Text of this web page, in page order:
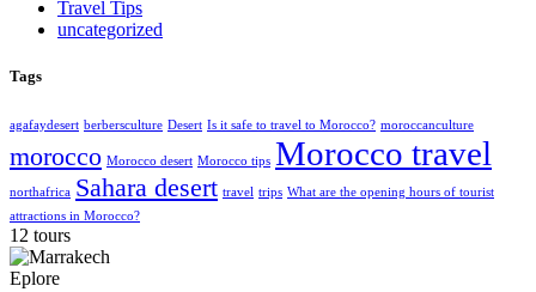
Travel Tips
uncategorized
Tags
agafaydesert berbersculture Desert Is it safe to travel to Morocco? moroccanculture
morocco Morocco desert Morocco tips Morocco travel
northafrica Sahara desert travel trips What are the opening hours of tourist
attractions in Morocco?
12 tours
Eplore